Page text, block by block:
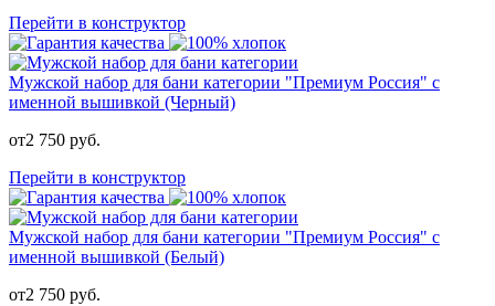
Перейти в конструктор
Мужской набор для бани категории "Премиум Россия" с
именной вышивкой (Черный)
от2 750 руб.
Перейти в конструктор
Мужской набор для бани категории "Премиум Россия" с
именной вышивкой (Белый)
от2 750 руб.